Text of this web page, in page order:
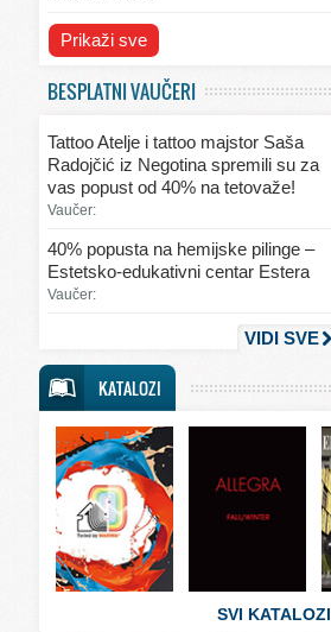
Svet ekologije
Svet kulinarstva
Svet lepote
Svet mode
Svet sporta
Svet tehnike
Svet ugostiteljstva
Svet zabave i umetnosti
Svet zanimljivosti
Svet zdravlja
Prikaži sve
BESPLATNI VAUČERI
Tattoo Atelje i tattoo majstor Saša
Radojčić iz Negotina spremili su za
vas popust od 40% na tetovaže!
Vaučer:
40% popusta na hemijske pilinge –
Estetsko-edukativni centar Estera
Vaučer:
VIDI SVE
KATALOZI
SVI KATALOZI